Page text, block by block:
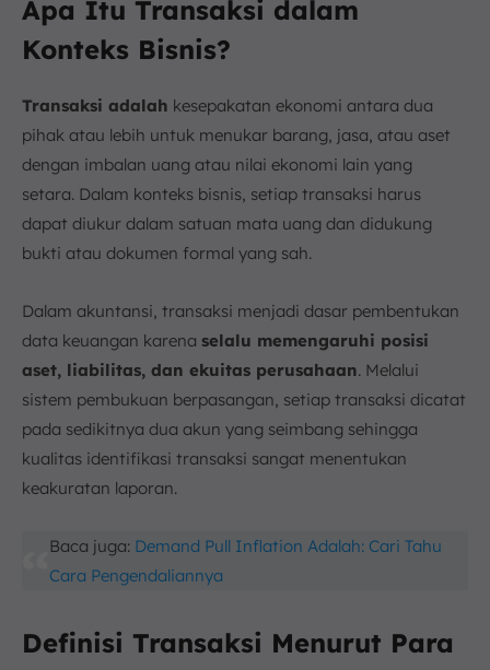
Apa Itu Transaksi dalam
Konteks Bisnis?
Transaksi adalah kesepakatan ekonomi antara dua
pihak atau lebih untuk menukar barang, jasa, atau aset
dengan imbalan uang atau nilai ekonomi lain yang
setara. Dalam konteks bisnis, setiap transaksi harus
dapat diukur dalam satuan mata uang dan didukung
bukti atau dokumen formal yang sah.
Dalam akuntansi, transaksi menjadi dasar pembentukan
data keuangan karena selalu memengaruhi posisi
aset, liabilitas, dan ekuitas perusahaan. Melalui
sistem pembukuan berpasangan, setiap transaksi dicatat
pada sedikitnya dua akun yang seimbang sehingga
kualitas identifikasi transaksi sangat menentukan
keakuratan laporan.
Baca juga: Demand Pull Inflation Adalah: Cari Tahu
Cara Pengendaliannya
Definisi Transaksi Menurut Para